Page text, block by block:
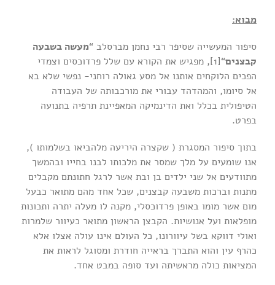
מבוא:
סיפור המעשייה שסיפר רבי נחמן מברסלב “מעשה בשבעה
קבצנים
“[1], מפגיש את הקורא עם שלל פרדוכסים וצמדי
הפכים הלוקחים אותנו אל מסע גאולה רוחני- נפשי שלא בא
אל סיומו, והמהדהד עבורי את מורכבותה של העבודה
הטיפולית בכלל ואת הדינמיקה המאפיינת תרפיה בתנועה
בפרט.
בתוך סיפור המסגרת ( שקצרה היריעה מלהביאו בשלמותו ),
אנו שומעים על מלך שמסר את מלכותו לבנו בחייו ובהמשך
מתוודעים אל שני ילדים בן ובת אשר לרגל חתונתם מקבלים
מתנות וברכות משבעה קבצנים, שכל אחד מהם מתואר כבעל
מום אשר מומו באופן פרדוכסלי, מקנה לו מעלה יתרה ותכונות
מופלאות ועל אנושיות. הקבצן הראשון מתואר כעיוור שלמרות
ואולי דווקא בשל עיוורונו, כל העולם אינו עולה אצלו אלא
כהרף עין והוא התברך בראייה חודרת ומסוגל לראות את
המציאות כולה מראשיתה ועד סופה במבט אחד.